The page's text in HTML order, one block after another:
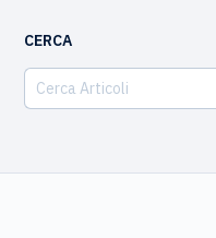
CERCA